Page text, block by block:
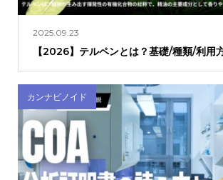
2025.09.23
【2026】テルペンとは？基礎/種類/利用
カンナビノイド